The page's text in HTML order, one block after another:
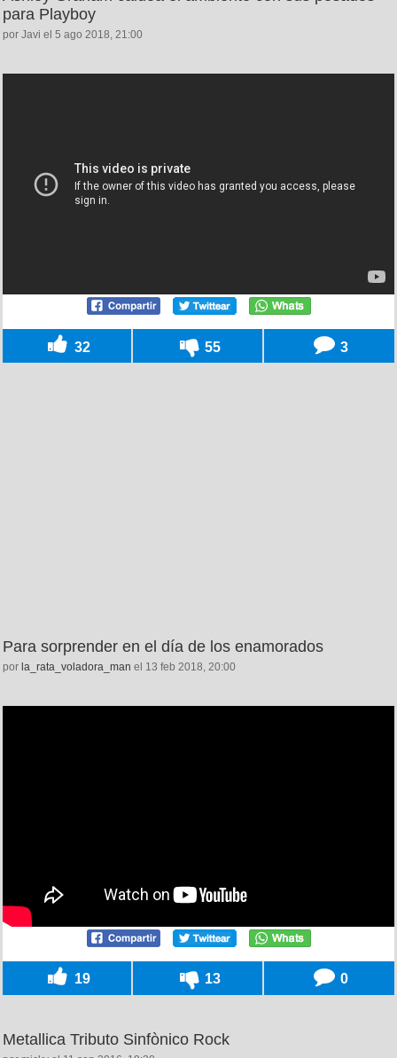
para Playboy
por Javi el 5 ago 2018, 21:00
32 55 3
Para sorprender en el día de los enamorados
por la_rata_voladora_man el 13 feb 2018, 20:00
19 13 0
Metallica Tributo Sinfònico Rock